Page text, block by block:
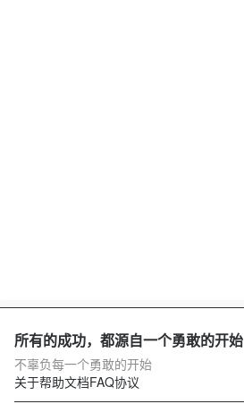
所有的成功，都源自一个勇敢的开始
不辜负每一个勇敢的开始
关于帮助文档FAQ协议